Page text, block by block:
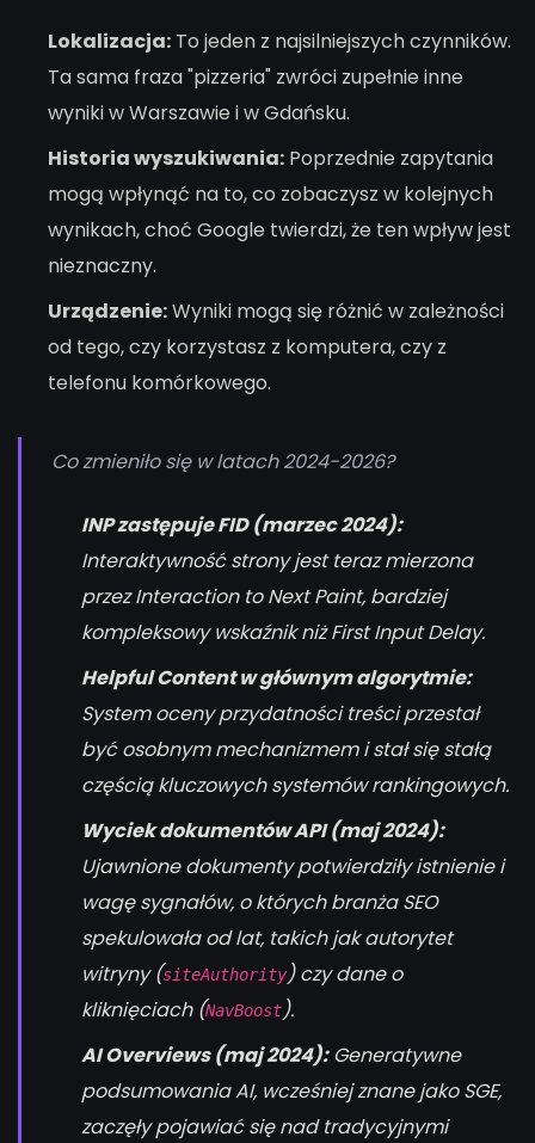
Lokalizacja: To jeden z najsilniejszych czynników.
Ta sama fraza "pizzeria" zwróci zupełnie inne
wyniki w Warszawie i w Gdańsku.
Historia wyszukiwania: Poprzednie zapytania
mogą wpłynąć na to, co zobaczysz w kolejnych
wynikach, choć Google twierdzi, że ten wpływ jest
nieznaczny.
Urządzenie:Wyniki mogą się różnić w zależności
od tego, czy korzystasz z komputera, czy z
telefonu komórkowego.
Co zmieniło się w latach 2024-2026?
INP zastępuje FID (marzec 2024):
Interaktywność strony jest teraz mierzona
przez Interaction to Next Paint, bardziej
kompleksowy wskaźnik niż First Input Delay.
Helpful Content w głównym algorytmie:
System oceny przydatności treści przestał
być osobnym mechanizmem i stał się stałą
częścią kluczowych systemów rankingowych.
Wyciek dokumentów API (maj 2024):
Ujawnione dokumenty potwierdziły istnienie i
wagę sygnałów, o których branża SEO
spekulowała od lat, takich jak autorytet
witryny (siteAuthority) czy dane o
kliknięciach (NavBoost).
AI Overviews (maj 2024):Generatywne
podsumowania AI, wcześniej znane jako SGE,
zaczęły pojawiać się nad tradycyjnymi